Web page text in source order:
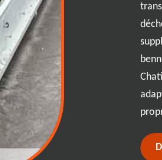
sont conçues pour répondre
d'un chantier de
d'un simple nettoyage de
et à notre écoute attentive,
sur-mesure, rendant
Faites confiance à notre
à vos exigences.